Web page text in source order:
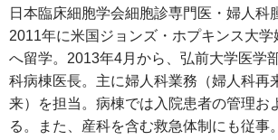
日本臨床細胞学会細胞診専門医・婦人科
2011年に米国ジョンズ・ホプキンス大
へ留学。2013年4月から、弘前大学医学
科病棟医長。主に婦人科業務（婦人科再
来）を担当。病棟では入院患者の管理お
る。また、産科を含む救急体制にも従事